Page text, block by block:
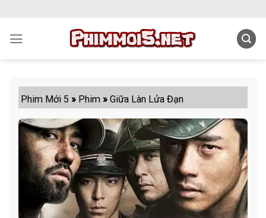
content
Phim Mới 5 » Phim »Giữa Làn Lửa Đạn